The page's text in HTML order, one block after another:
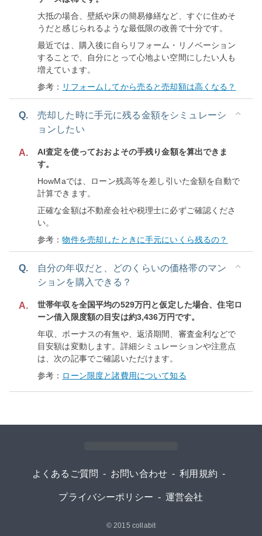
大抵の場合、壁紙や床の簡易修繕など、すぐに住めそ
うだと感じられるような最低限の改善で十分です。
最近では、購入後に自らリフォーム・リノベーション
することで、自分にとって心地よい空間にしたい人も
増えています。
参考： リフォームしてから売ると売却額は高くなる？
Q.
売却した時に手元に残る金額をシミュレーシ
ョンしたい
A.
AI査定を使っておおよその手残り金額を算出できま
す。
HowMaでは、ローン残高等を差し引いた金額を自動で
計算できます。
正確な金額は不動産会社や税理士に必ずご確認くださ
い。
参考：物件を売却したときに手元にいくら残るの？
Q.
自分の年収だと、どのくらいの価格帯のマン
ションを購入できる？
A.
世帯年収を全国平均の529万円と仮定した場合、住宅ロ
ーン借入限度額の目安は約3,436万円です。
年収、ボーナスの有無や、返済期間、審査金利などで
目安額は変動します。詳細シミュレーションや注意点
は、次の記事でご確認いただけます。
参考： ローン限度と諸費用について知る
よくあるご質問 - お問い合わせ - 利用規約 -
プライバシーポリシー - 運営会社
© 2015 collabit